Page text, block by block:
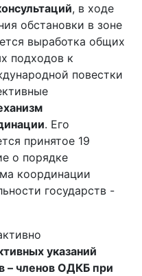
, в ходе
обстановки в зоне
выработка общих
подходов к
повестки
. Его
принятое 19
о порядке
координации
государств -
указаний
– членов ОДКБ при